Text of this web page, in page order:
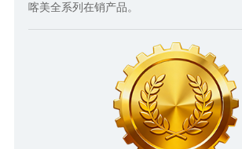
喀美全系列在销产品。